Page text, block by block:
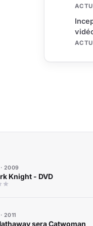
2009
Knight - DVD
2011
sera Catwoman